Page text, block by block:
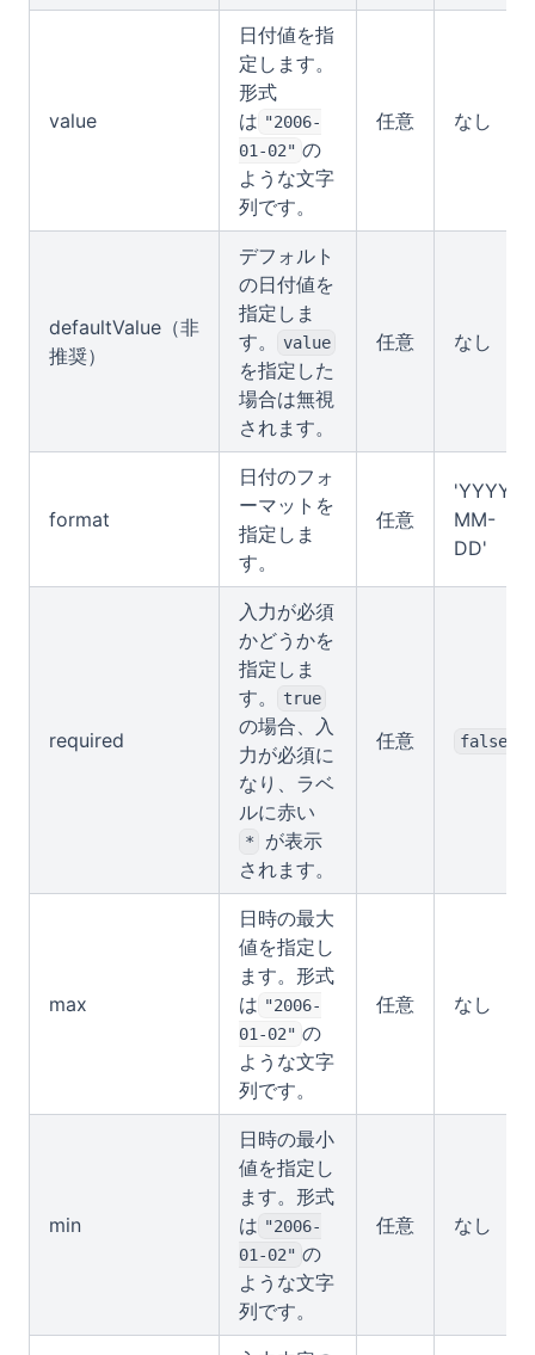
value
日付値を指
定します。
形式
は "2006-
01-02" の
ような文字
列です。
任意 なし
defaultValue（非
推奨）
デフォルト
の日付値を
指定しま
す。
value
を指定した
場合は無視
されます。
任意 なし
format
日付のフォ
ーマットを
指定しま
す。
任意
'YYYY-
MM-
DD'
required
入力が必須
かどうかを
指定しま
す。
true
の場合、入
力が必須に
なり、ラベ
ルに赤い
*
が表示
されます。
任意 false
max
日時の最大
値を指定し
ます。形式
は "2006-
01-02" の
ような文字
列です。
任意 なし
min
日時の最小
値を指定し
ます。形式
は "2006-
01-02" の
ような文字
列です。
任意 なし